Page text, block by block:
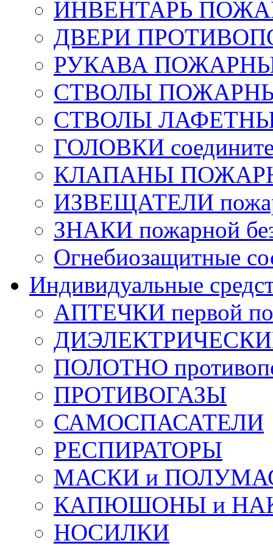
ИНВЕНТАРЬ
ДВЕРИ
РУКАВА
СТВОЛЫ
СТВОЛЫ
ГОЛОВКИ
КЛАПАНЫ
ИЗВЕЩАТЕЛИ
ЗНАКИ пожарной
Огнебиозащитные
Индивидуальные
АПТЕЧКИ первой
ДИЭЛЕКТРИЧЕСКИЕ
ПОЛОТНО
ПРОТИВОГАЗЫ
САМОСПАСАТЕЛИ
РЕСПИРАТОРЫ
МАСКИ и
КАПЮШОНЫ и
НОСИЛКИ